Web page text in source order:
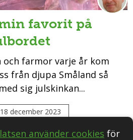
favorit på
och farmor varje år kom
från djupa Småland så
sig julskinkan...
18 december 2023
använder cookies för